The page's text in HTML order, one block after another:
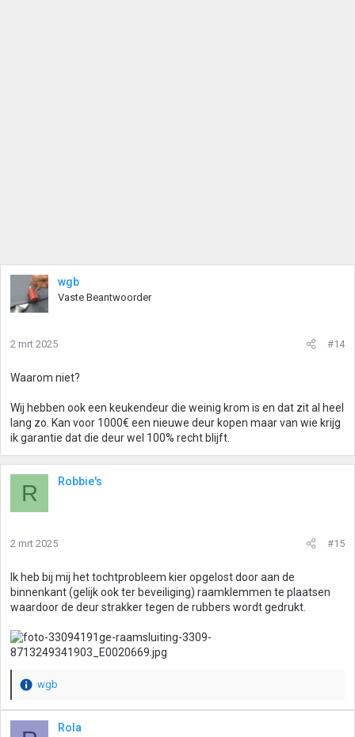
wgb
Vaste Beantwoorder
2 mrt 2025 #14
Waarom niet?
Wij hebben ook een keukendeur die weinig krom is en dat zit al heel
lang zo. Kan voor 1000€ een nieuwe deur kopen maar van wie krijg
ik garantie dat die deur wel 100% recht blijft.
R Robbie's
2 mrt 2025 #15
Ik heb bij mij het tochtprobleem kier opgelost door aan de
binnenkant (gelijk ook ter beveiliging) raamklemmen te plaatsen
waardoor de deur strakker tegen de rubbers wordt gedrukt.
W
a
wgb
Rola